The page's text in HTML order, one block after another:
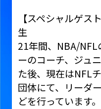
【スペシャルゲ
生
21年間、NBA/
ーのコーチ、ジュ
た後、現在はNFL
団体にて、リーダ
どを行っています。